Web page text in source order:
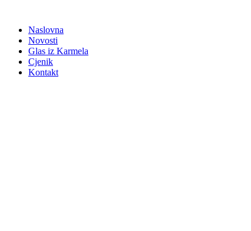
sadržajNaslovna
Novosti
Glas iz Karmela
Cjenik
Kontakt